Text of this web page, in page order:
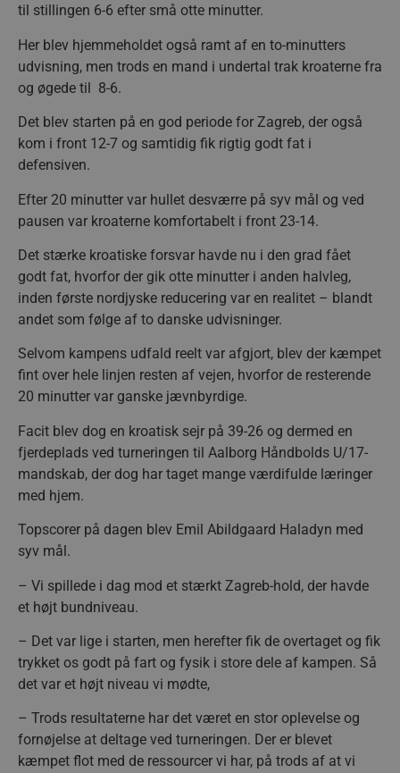
til stillingen 6-6 efter små otte minutter.
Her blev hjemmeholdet også ramt af en to-minutters
udvisning, men trods en mand i undertal trak kroaterne fra
og øgede til 8-6.
Det blev starten på en god periode for Zagreb, der også
kom i front 12-7 og samtidig fik rigtig godt fat i
defensiven.
Efter 20 minutter var hullet desværre på syv mål og ved
pausen var kroaterne komfortabelt i front 23-14.
Det stærke kroatiske forsvar havde nu i den grad fået
godt fat, hvorfor der gik otte minutter i anden halvleg,
inden første nordjyske reducering var en realitet – blandt
andet som følge af to danske udvisninger.
Selvom kampens udfald reelt var afgjort, blev der kæmpet
fint over hele linjen resten af vejen, hvorfor de resterende
20 minutter var ganske jævnbyrdige.
Facit blev dog en kroatisk sejr på 39-26 og dermed en
fjerdeplads ved turneringen til Aalborg Håndbolds U/17-
mandskab, der dog har taget mange værdifulde læringer
med hjem.
Topscorer på dagen blev Emil Abildgaard Haladyn med
syv mål.
– Vi spillede i dag mod et stærkt Zagreb-hold, der havde
et højt bundniveau.
– Det var lige i starten, men herefter fik de overtaget og fik
trykket os godt på fart og fysik i store dele af kampen. Så
det var et højt niveau vi mødte,
– Trods resultaterne har det været en stor oplevelse og
fornøjelse at deltage ved turneringen. Der er blevet
kæmpet flot med de ressourcer vi har, på trods af at vi